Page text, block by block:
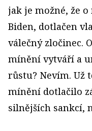
jak je možné, že
Biden, dotlačen
válečný zločinec.
mínění vytváří a
růstu? Nevím. Už
mínění dotlačilo
silnějších sankcí,